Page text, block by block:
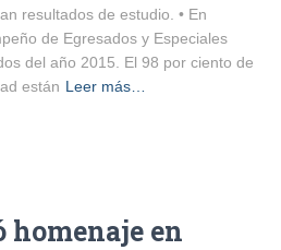
resultados de estudio. • En
de Egresados y Especiales
del año 2015. El 98 por ciento de
están Leer más…
homenaje en